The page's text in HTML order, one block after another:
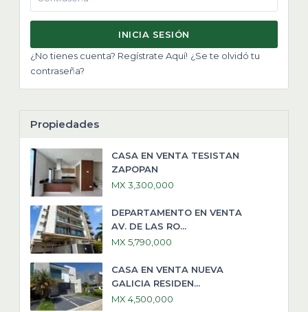
INICIA SESIÓN
¿No tienes cuenta? Regístrate Aquí! ¿Se te olvidó tu
contraseña?
Propiedades
CASA EN VENTA TESISTAN
ZAPOPAN
MX 3,300,000
DEPARTAMENTO EN VENTA
AV. DE LAS RO...
MX 5,790,000
CASA EN VENTA NUEVA
GALICIA RESIDEN...
MX 4,500,000